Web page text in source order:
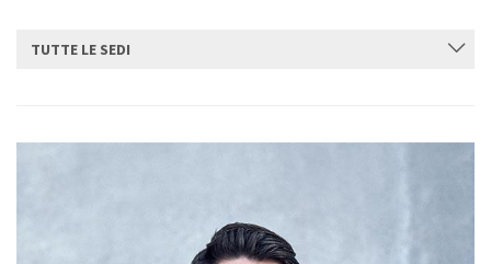
TUTTE LE SEDI